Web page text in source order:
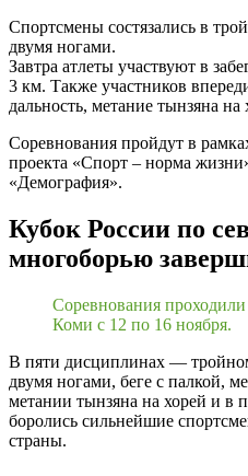
Спортсмены состязались в
двумя ногами.
Завтра атлеты участвуют в
3 км. Также участников
дальность, метание тынзяна
Соревнования пройдут в
проекта «Спорт – норма
«Демография».
Кубок России по
многоборью
Соревнования
Коми с 12 по 16 ноября.
В пяти дисциплинах —
двумя ногами, беге с палкой,
метании тынзяна на хорей и в
боролись сильнейшие
страны.